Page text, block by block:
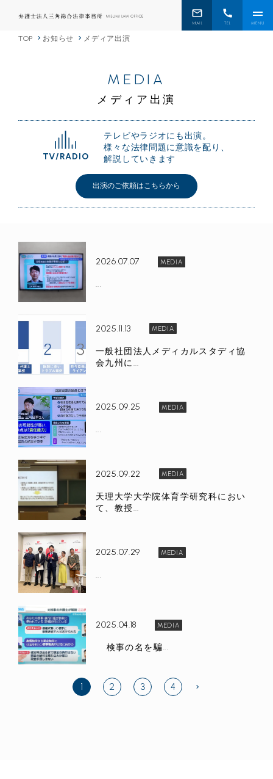
TOP お知らせ メディア出演
MEDIA
メディア出演
TV/RADIO
テレビやラジオにも出演。
様々な法律問題に意識を配り、
解説していきます
出演のご依頼はこちらから
2026.07.07 MEDIA
...
2025.11.13 MEDIA
一般社団法人メディカルスタディ協
会九州に...
2025.09.25 MEDIA
...
2025.09.22 MEDIA
天理大学大学院体育学研究科におい
て、教授...
2025.07.29 MEDIA
...
2025.04.18 MEDIA
検事の名を騙...
1 2 3 4